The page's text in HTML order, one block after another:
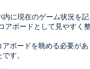
に現在のゲーム状況を記
アボードとして見やすく
ボードを眺める必要があ
す。